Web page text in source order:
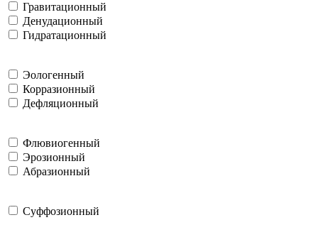
Гравитационный
Денудационный
Гидратационный
Эологенный
Корразионный
Дефляционный
Флювиогенный
Эрозионный
Абразионный
Суффозионный